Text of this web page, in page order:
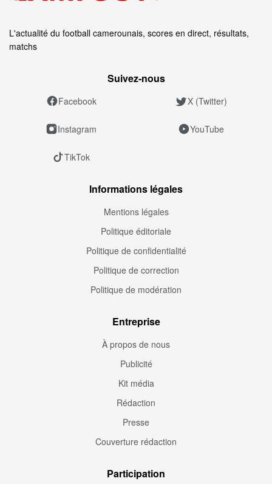
L'actualité du football camerounais, scores en direct, résultats,
matchs
Suivez‑nous
Facebook X (Twitter)
Instagram YouTube
TikTok
Informations légales
Mentions légales
Politique éditoriale
Politique de confidentialité
Politique de correction
Politique de modération
Entreprise
À propos de nous
Publicité
Kit média
Rédaction
Presse
Couverture rédaction
Participation